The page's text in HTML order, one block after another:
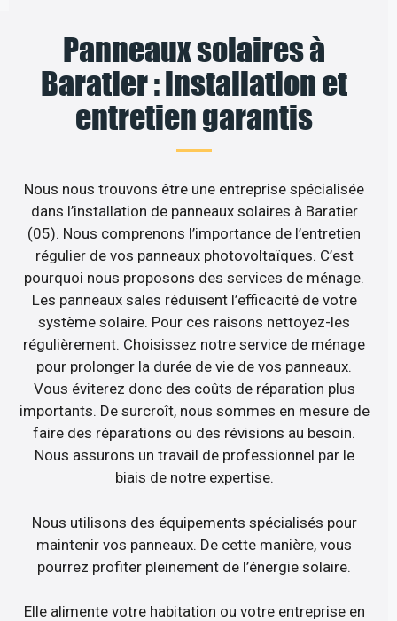
Panneaux solaires à
Baratier : installation et
entretien garantis
Nous nous trouvons être une entreprise spécialisée
dans l’installation de panneaux solaires à Baratier
(05). Nous comprenons l’importance de l’entretien
régulier de vos panneaux photovoltaïques. C’est
pourquoi nous proposons des services de ménage.
Les panneaux sales réduisent l’efficacité de votre
système solaire. Pour ces raisons nettoyez-les
régulièrement. Choisissez notre service de ménage
pour prolonger la durée de vie de vos panneaux.
Vous éviterez donc des coûts de réparation plus
importants. De surcroît, nous sommes en mesure de
faire des réparations ou des révisions au besoin.
Nous assurons un travail de professionnel par le
biais de notre expertise.
Nous utilisons des équipements spécialisés pour
maintenir vos panneaux. De cette manière, vous
pourrez profiter pleinement de l’énergie solaire.
Elle alimente votre habitation ou votre entreprise en